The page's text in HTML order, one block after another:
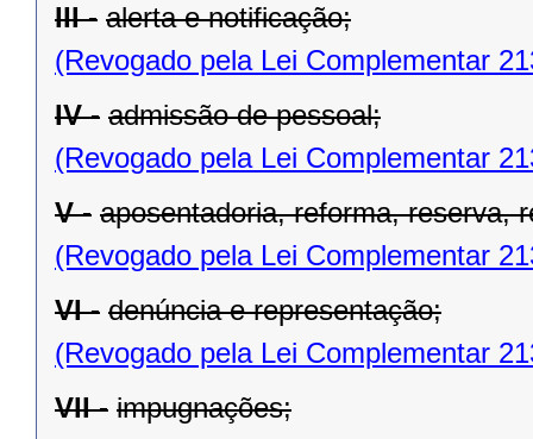
III - alerta e notificação;
(Revogado pela Lei Complementar
IV - admissão de pessoal;
(Revogado pela Lei Complementar
V - aposentadoria, reforma, reserva,
(Revogado pela Lei Complementar
VI - denúncia e representação;
(Revogado pela Lei Complementar
VII - impugnações;